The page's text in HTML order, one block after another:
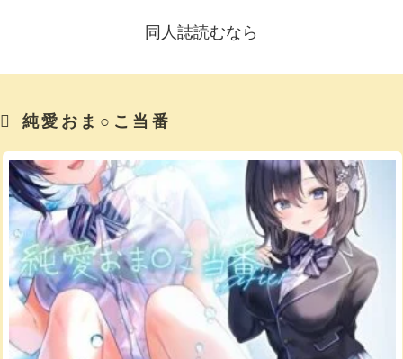
同人誌読むなら
純愛おま○こ当番